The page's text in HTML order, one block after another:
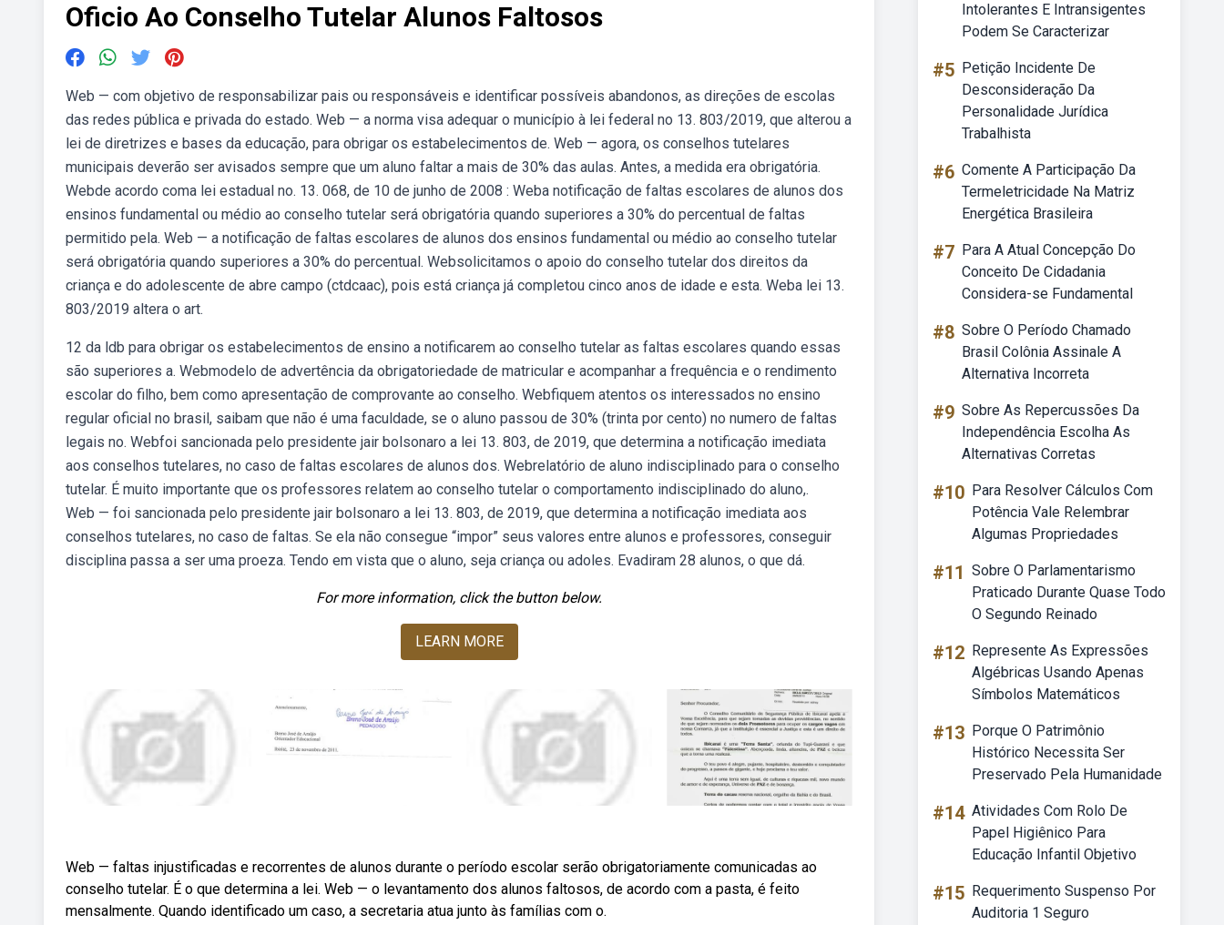
Oficio Ao Conselho Tutelar Alunos Faltosos
Web — com objetivo de responsabilizar pais ou responsáveis e identificar possíveis abandonos, as direções de escolas
das redes pública e privada do estado. Web — a norma visa adequar o município à lei federal no 13. 803/2019, que alterou a
lei de diretrizes e bases da educação, para obrigar os estabelecimentos de. Web — agora, os conselhos tutelares
municipais deverão ser avisados sempre que um aluno faltar a mais de 30% das aulas. Antes, a medida era obrigatória.
Webde acordo coma lei estadual no. 13. 068, de 10 de junho de 2008 : Weba notificação de faltas escolares de alunos dos
ensinos fundamental ou médio ao conselho tutelar será obrigatória quando superiores a 30% do percentual de faltas
permitido pela. Web — a notificação de faltas escolares de alunos dos ensinos fundamental ou médio ao conselho tutelar
será obrigatória quando superiores a 30% do percentual. Websolicitamos o apoio do conselho tutelar dos direitos da
criança e do adolescente de abre campo (ctdcaac), pois está criança já completou cinco anos de idade e esta. Weba lei 13.
803/2019 altera o art.
12 da ldb para obrigar os estabelecimentos de ensino a notificarem ao conselho tutelar as faltas escolares quando essas
são superiores a. Webmodelo de advertência da obrigatoriedade de matricular e acompanhar a frequência e o rendimento
escolar do filho, bem como apresentação de comprovante ao conselho. Webfiquem atentos os interessados no ensino
regular oficial no brasil, saibam que não é uma faculdade, se o aluno passou de 30% (trinta por cento) no numero de faltas
legais no. Webfoi sancionada pelo presidente jair bolsonaro a lei 13. 803, de 2019, que determina a notificação imediata
aos conselhos tutelares, no caso de faltas escolares de alunos dos. Webrelatório de aluno indisciplinado para o conselho
tutelar. É muito importante que os professores relatem ao conselho tutelar o comportamento indisciplinado do aluno,.
Web — foi sancionada pelo presidente jair bolsonaro a lei 13. 803, de 2019, que determina a notificação imediata aos
conselhos tutelares, no caso de faltas. Se ela não consegue “impor” seus valores entre alunos e professores, conseguir
disciplina passa a ser uma proeza. Tendo em vista que o aluno, seja criança ou adoles. Evadiram 28 alunos, o que dá.
For more information, click the button below.
LEARN MORE
Web — faltas injustificadas e recorrentes de alunos durante o período escolar serão obrigatoriamente comunicadas ao
conselho tutelar. É o que determina a lei. Web — o levantamento dos alunos faltosos, de acordo com a pasta, é feito
mensalmente. Quando identificado um caso, a secretaria atua junto às famílias com o.
Intolerantes E Intransigentes
Podem Se Caracterizar
#5 Petição Incidente De
Desconsideração Da
Personalidade Jurídica
Trabalhista
#6 Comente A Participação Da
Termeletricidade Na Matriz
Energética Brasileira
#7 Para A Atual Concepção Do
Conceito De Cidadania
Considera-se Fundamental
#8 Sobre O Período Chamado
Brasil Colônia Assinale A
Alternativa Incorreta
#9 Sobre As Repercussões Da
Independência Escolha As
Alternativas Corretas
#10 Para Resolver Cálculos Com
Potência Vale Relembrar
Algumas Propriedades
#11 Sobre O Parlamentarismo
Praticado Durante Quase Todo
O Segundo Reinado
#12 Represente As Expressões
Algébricas Usando Apenas
Símbolos Matemáticos
#13 Porque O Patrimônio
Histórico Necessita Ser
Preservado Pela Humanidade
#14 Atividades Com Rolo De
Papel Higiênico Para
Educação Infantil Objetivo
#15 Requerimento Suspenso Por
Auditoria 1 Seguro